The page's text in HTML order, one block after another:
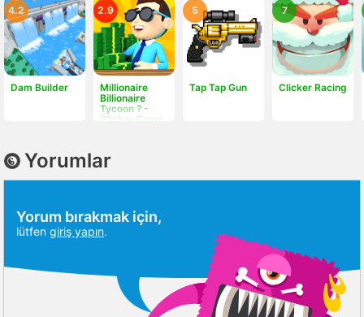
Dam Builder
4.2
Millionaire
Billionaire
Tycoon ? -
Clicker Game
2.9
Tap Tap Gun
5
Clicker Racing
7
Yorumlar
Yorum bırakmak için,
lütfen giriş yapın.